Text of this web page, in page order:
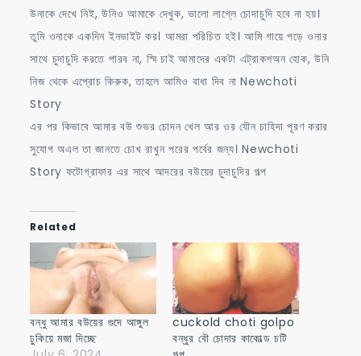
উনাকে দেখে নিই, উনিও আমাকে দেখুক, ভালো লাগ্লে চোদাচুদি হবে না হয়।
তুমি ওনাকে একদিন ইনভাইট কর। আমরা পরিচিত হই। আমি গায়ে পড়ে ওনার
সাথে চুদাচুদি করতে পারব না, স্মি চাই আমাদের একটা এট্রাকশঅন হোক, উনি
নিজ থেকে এপ্রোচ কিরুক, তাহলে আমিও বাধা দিব না Newchoti
Story
এর পর কিভাবে আমার বউ শুভর চোদন খেল আর ওর যৌন চাহিদা পূরণ করার
সুযোগ অএল তা জানতে চোখ রাখুন পরের পর্বের জন্য। Newchoti
Story ফটোগ্রাফার এর সাথে আদরের বউয়ের চুদাচুদির গল্প
Related
বন্ধু আমার বউয়ের গুদে আঙ্গুল
ঢুকিয়ে মজা দিচ্ছে
cuckold choti golpo
বন্ধুর বৌ চোদার কাকোল্ড চটি